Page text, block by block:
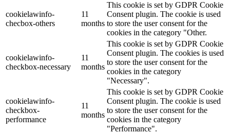
cookielawinfo-
checbox-others
11
months
This cookie is set by GDPR Cookie
Consent plugin. The cookie is used
to store the user consent for the
cookies in the category "Other.
cookielawinfo-
checkbox-necessary
11
months
This cookie is set by GDPR Cookie
Consent plugin. The cookies is used
to store the user consent for the
cookies in the category
"Necessary".
cookielawinfo-
checkbox-
performance
11
months
This cookie is set by GDPR Cookie
Consent plugin. The cookie is used
to store the user consent for the
cookies in the category
"Performance".